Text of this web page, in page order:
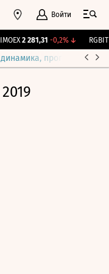
Войти
2 281,31 -0,2%↓ RGBITR
прогнозы